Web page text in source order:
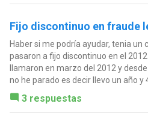
Fijo discontinuo en fraude
Haber si me podría ayudar, tenia
pasaron a fijo discontinuo en el
llamaron en marzo del 2012 y
no he parado es decir llevo un año y
3 respuestas